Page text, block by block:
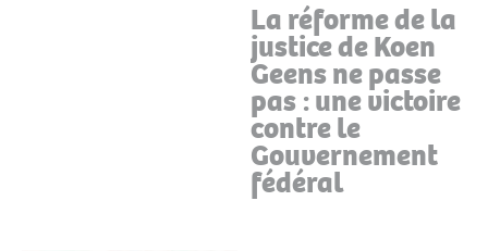
La réforme de la
justice de Koen
Geens ne passe
pas : une victoire
contre le
Gouvernement
fédéral